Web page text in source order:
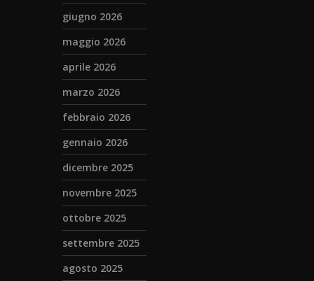
giugno 2026
maggio 2026
aprile 2026
marzo 2026
febbraio 2026
gennaio 2026
dicembre 2025
novembre 2025
ottobre 2025
settembre 2025
agosto 2025